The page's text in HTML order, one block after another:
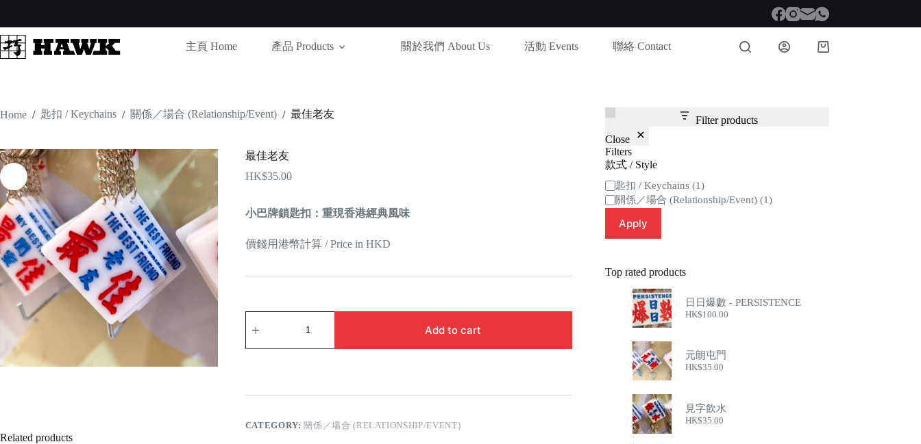
content
主頁 Home
產品 Products 關於我們 About Us 活動 Events 聯絡 Contact
Shopping
Home / 匙扣 / Keychains / 關係／場合 (Relationship/Event) / 最佳老友
最佳老友
HK$35.00
小巴牌鎖匙扣：重現香港經典風味
價錢用港幣計算 / Price in HKD
佳
Add to cart
CATEGORY: 關係／場合 (RELATIONSHIP/EVENT)
Related products
Filter products
Close
Filters
款式 / Style
Category
匙扣 / Keychains(1)
關係／場合 (Relationship/Event)(1)
Apply
Top rated products
日日爆數 - PERSISTENCE
HK$100.00
元朗屯門
HK$35.00
見字飲水
HK$35.00